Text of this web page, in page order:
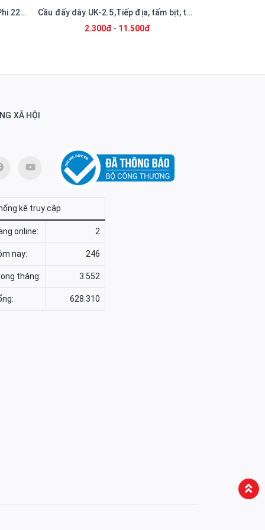
[JIUSHI] Công Tắc Khoá 2 Vị Trí Phi 22mm Có Khóa 1NO Dùng Trong Tủ Điện
Cầu đấy dây UK-2.5,Tiếp địa, tấm bịt, tấm chia nhóm
2.300đ - 11.500đ
XÃ HỘI
kê truy cập
online: 2
nay: 246
tháng: 3.552
628.310